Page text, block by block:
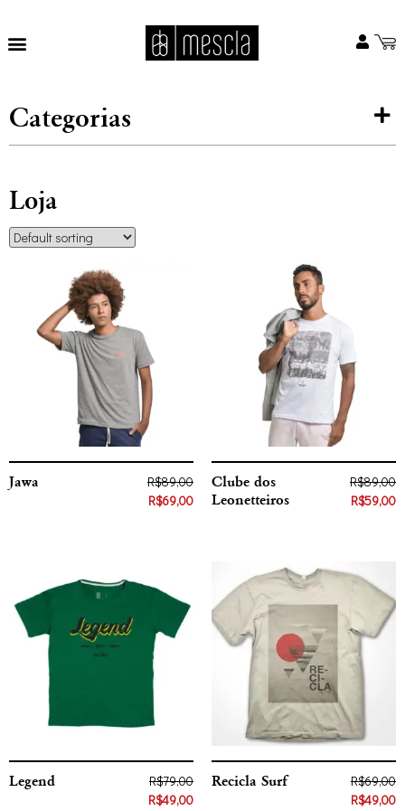
Categorias
Loja
Jawa R$89,00
R$69,00
Clube dos
Leonetteiros
R$89,00
R$59,00
Legend R$79,00
R$49,00
Recicla Surf R$69,00
R$49,00